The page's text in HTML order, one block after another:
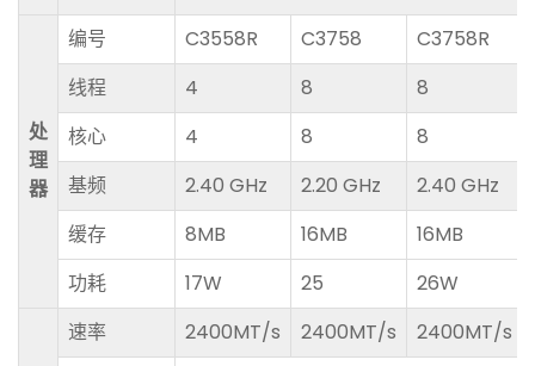
处
理
器
编号 C3558R C3758 C3758R
线程
4 8 8
核心
4 8 8
基频
2.40 GHz 2.20 GHz 2.40 GHz
缓存
8MB 16MB 16MB
功耗
17W 25 26W
速率 2400MT/s 2400MT/s 2400MT/s